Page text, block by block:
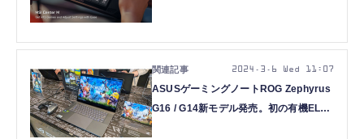
ASUSゲーミングノートROG Zephyrus
G16 / G14新モデル発売。初の有機EL採
2024.3.6 Wed 11:07